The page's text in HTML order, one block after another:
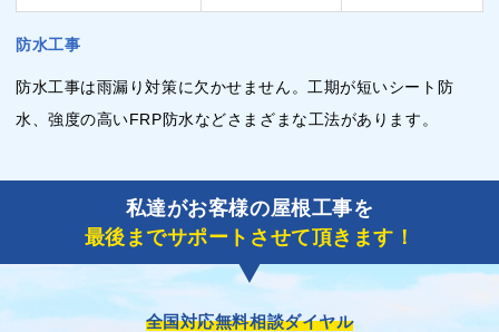
防水工事
防水工事は雨漏り対策に欠かせません。工期が短いシート防
水、強度の高いFRP防水などさまざまな工法があります。
私達がお客様の屋根工事を
最後までサポートさせて頂きます！
全国対応無料相談ダイヤル